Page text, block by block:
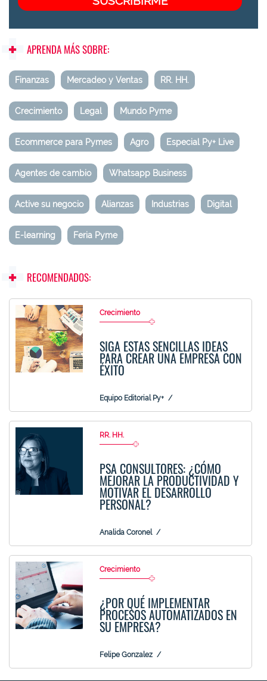
APRENDA MÁS SOBRE:
Finanzas Mercadeo y Ventas RR. HH.
Crecimiento Legal Mundo Pyme
Ecommerce para Pymes Agro Especial Py+ Live
Agentes de cambio Whatsapp Business
Active su negocio Alianzas Industrias Digital
E-learning Feria Pyme
RECOMENDADOS:
Crecimiento
SIGA ESTAS SENCILLAS IDEAS
PARA CREAR UNA EMPRESA CON
ÉXITO
Equipo Editorial Py+
RR. HH.
PSA CONSULTORES: ¿CÓMO
MEJORAR LA PRODUCTIVIDAD Y
MOTIVAR EL DESARROLLO
PERSONAL?
Analida Coronel
Crecimiento
¿POR QUÉ IMPLEMENTAR
PROCESOS AUTOMATIZADOS EN
SU EMPRESA?
Felipe Gonzalez